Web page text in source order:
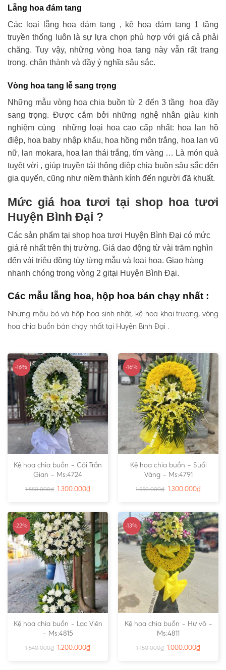
Lẵng hoa đám tang
Các loại lẵng hoa đám tang , kệ hoa đám tang 1 tầng
truyền thống luôn là sự lựa chọn phù hợp với giá cả phải
chăng. Tuy vậy, những vòng hoa tang này vẫn rất trang
trọng, chân thành và đầy ý nghĩa sâu sắc.
Vòng hoa tang lễ sang trọng
Những mẫu vòng hoa chia buồn từ 2 đến 3 tầng hoa đầy
sang trọng. Được cắm bởi những nghệ nhân giàu kinh
nghiệm cùng những loại hoa cao cấp nhất: hoa lan hồ
điệp, hoa baby nhập khẩu, hoa hồng môn trắng, hoa lan vũ
nữ, lan mokara, hoa lan thái trắng, tím vàng … Là món quà
tuyệt vời , giúp truyền tải thông điệp chia buồn sâu sắc đến
gia quyến, cũng như niềm thành kính đến người đã khuất.
Mức giá hoa tươi tại shop hoa tươi
Huyện Bình Đại ?
Các sản phẩm tại shop hoa tươi Huyện Bình Đại có mức
giá rẻ nhất trên thị trường. Giá dao động từ vài trăm nghìn
đến vài triệu đồng tùy từng mẫu và loại hoa. Giao hàng
nhanh chóng trong vòng 2 gitại Huyện Bình Đại.
Các mẫu lẵng hoa, hộp hoa bán chạy nhất :
Những mẫu bó và hộp hoa sinh nhật, kệ hoa khai trương, vòng
hoa chia buồn bán chạy nhất tại Huyện Bình Đại .
-16%
Kệ hoa chia buồn – Cõi Trần
Gian – Ms:4724
1.550.000₫ 1.300.000₫
-16%
Kệ hoa chia buồn – Suối
Vàng – Ms:4791
1.550.000₫ 1.300.000₫
-22%
Kệ hoa chia buồn – Lạc Viên
– Ms:4815
1.540.000₫ 1.200.000₫
-13%
Kệ hoa chia buồn – Hư vô –
Ms:4811
1.150.000₫ 1.000.000₫